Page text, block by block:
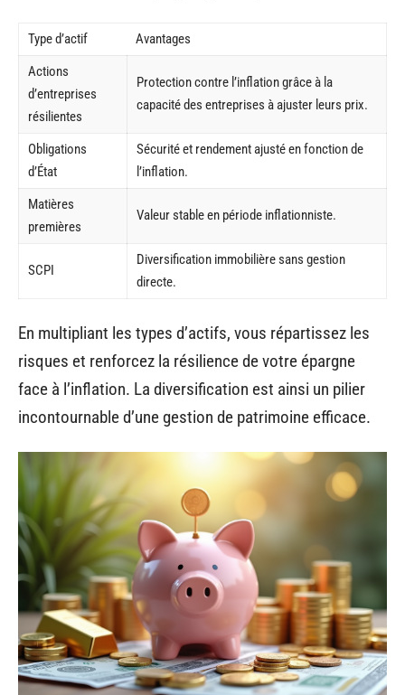
Type d’actif
Avantages
Actions
d’entreprises
résilientes
Protection contre l’inflation grâce à la
capacité des entreprises à ajuster leurs prix.
Obligations
d’État
Sécurité et rendement ajusté en fonction de
l’inflation.
Matières
premières
Valeur stable en période inflationniste.
SCPI
Diversification immobilière sans gestion
directe.
En multipliant les types d’actifs, vous répartissez les
risques et renforcez la résilience de votre épargne
face à l’inflation. La diversification est ainsi un pilier
incontournable d’une gestion de patrimoine efficace.